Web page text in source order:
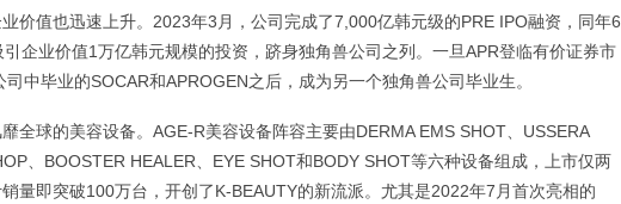
价值也迅速上升。2023年3月，公司完成了7,000亿韩元级的PRE IPO融资，同年6
企业价值1万亿韩元规模的投资，跻身独角兽公司之列。一旦APR登临有价证券市
中毕业的SOCAR和APROGEN之后，成为另一个独角兽公司毕业生。
全球的美容设备。AGE-R美容设备阵容主要由DERMA EMS SHOT、USSERA
、BOOSTER HEALER、EYE SHOT和BODY SHOT等六种设备组成，上市仅两
量即突破100万台，开创了K-BEAUTY的新流派。尤其是2022年7月首次亮相的